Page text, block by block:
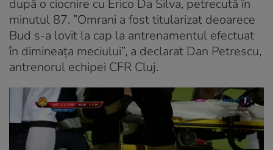
după o ciocnire cu Erico Da Silva, petrecută în
minutul 87. ”Omrani a fost titularizat deoarece
Bud s-a lovit la cap la antrenamentul efectuat
în dimineața meciului”, a declarat Dan Petrescu,
antrenorul echipei CFR Cluj.